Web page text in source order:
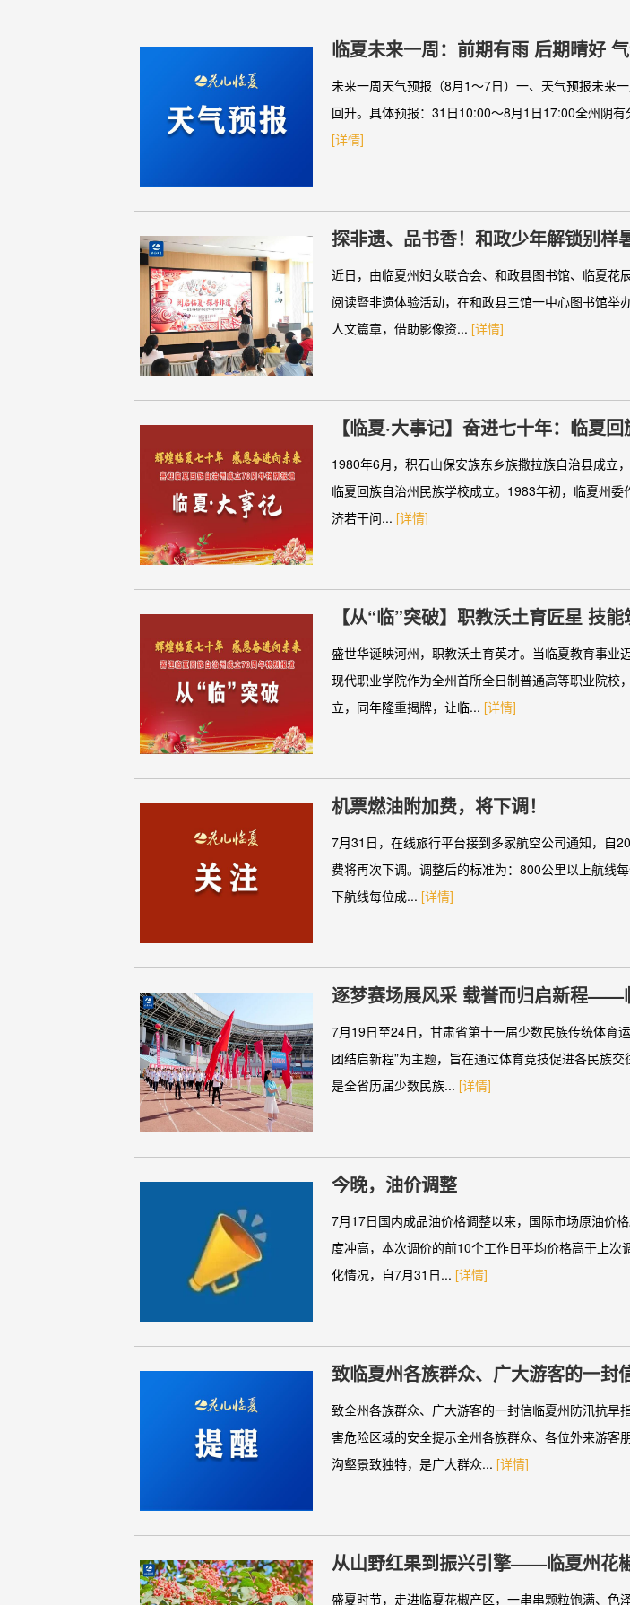
临夏未来一周：前期有雨 后期晴好
未来一周天气预报（8月1～7日）一、天气预报未来
回升。具体预报：31日10:00～8月1日17:00全州阴
[详情]
探非遗、品书香！和政少年解锁别样
近日，由临夏州妇女联合会、和政县图书馆、临夏花
阅读暨非遗体验活动，在和政县三馆一中心图书馆
人文篇章，借助影像资... [详情]
【临夏·大事记】奋进七十年：临夏
（5）
1980年6月，积石山保安族东乡族撒拉族自治县成立
临夏回族自治州民族学校成立。1983年初，临夏州
济若干问... [详情]
【从“临”突破】职教沃土育匠星
普通高等职业院校临夏现代职业学院
盛世华诞映河州，职教沃土育英才。当临夏教育事
现代职业学院作为全州首所全日制普通高等职业院
立，同年隆重揭牌，让临... [详情]
机票燃油附加费，将下调！
7月31日，在线旅行平台接到多家航空公司通知，自
费将再次下调。调整后的标准为：800公里以上航线
下航线每位成... [详情]
逐梦赛场展风采 载誉而归启新程——
少数民族传统体育运动会赛事集锦
7月19日至24日，甘肃省第十一届少数民族传统体育
团结启新程”为主题，旨在通过体育竞技促进各民族
是全省历届少数民族... [详情]
今晚，油价调整
7月17日国内成品油价格调整以来，国际市场原油价
度冲高，本次调价的前10个工作日平均价格高于上
化情况，自7月31日... [详情]
致临夏州各族群众、广大游客的一封
致全州各族群众、广大游客的一封信临夏州防汛抗旱
害危险区域的安全提示全州各族群众、各位外来游
沟壑景致独特，是广大群众... [详情]
从山野红果到振兴引擎——临夏州花
盛夏时节，走进临夏花椒产区，一串串颗粒饱满、色